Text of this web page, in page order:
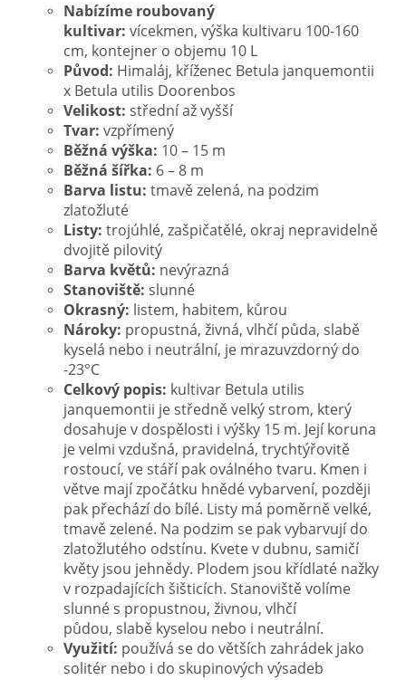
Nabízíme roubovaný
kultivar: vícekmen, výška kultivaru 100-160
cm, kontejner o objemu 10 L
Původ: Himaláj, kříženec Betula janquemontii
x Betula utilis Doorenbos
Velikost: střední až vyšší
Tvar: vzpřímený
Běžná výška: 10 – 15 m
Běžná šířka: 6 – 8 m
Barva listu: tmavě zelená, na podzim
zlatožluté
Listy: trojúhlé, zašpičatělé, okraj nepravidelně
dvojitě pilovitý
Barva květů: nevýrazná
Stanoviště: slunné
Okrasný: listem, habitem, kůrou
Nároky: propustná, živná, vlhčí půda, slabě
kyselá nebo i neutrální, je mrazuvzdorný do
-23°C
Celkový popis: kultivar Betula utilis
janquemontii je středně velký strom, který
dosahuje v dospělosti i výšky 15 m. Její koruna
je velmi vzdušná, pravidelná, trychtýřovitě
rostoucí, ve stáří pak oválného tvaru. Kmen i
větve mají zpočátku hnědé vybarvení, později
pak přechází do bílé. Listy má poměrně velké,
tmavě zelené. Na podzim se pak vybarvují do
zlatožlutého odstínu. Kvete v dubnu, samičí
květy jsou jehnědy. Plodem jsou křídlaté nažky
v rozpadajících šišticích. Stanoviště volíme
slunné s propustnou, živnou, vlhčí
půdou, slabě kyselou nebo i neutrální.
Využití: používá se do větších zahrádek jako
solitér nebo i do skupinových výsadeb